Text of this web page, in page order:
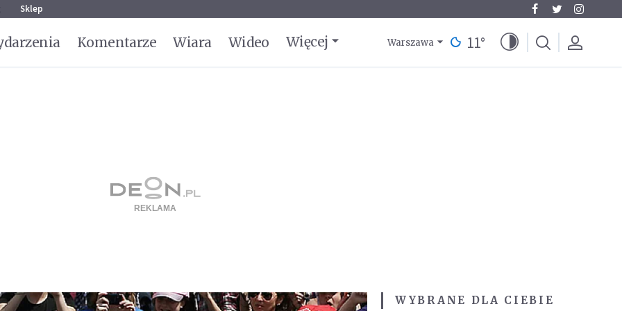
Sklep
Komentarze Wiara Wideo Więcej Warszawa 11°
WYBRANE DLA CIEBIE